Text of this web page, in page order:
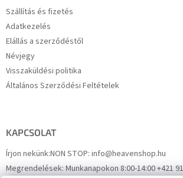
Szállítás és fizetés
Adatkezelés
Elállás a szerződéstől
Névjegy
Visszaküldési politika
Általános Szerződési Feltételek
KAPCSOLAT
Írjon nekünk:NON STOP: info@heavenshop.hu
Megrendelések:Munkanapokon 8:00-14:00 +421